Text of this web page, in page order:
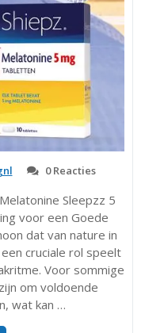
0 Reacties
Sleepzz 5
voor een Goede
dat van nature in
cruciale rol speelt
Voor sommige
om voldoende
wat kan …